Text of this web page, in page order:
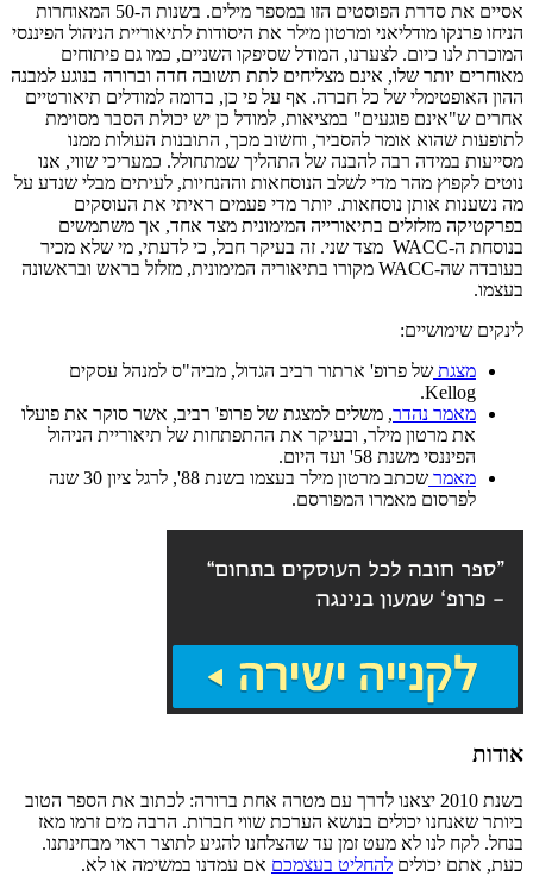
אסיים את סדרת הפוסטים הזו במספר מילים. בשנות ה-50 המאוחרות
הניחו פרנקו מודליאני ומרטון מילר את היסודות לתיאוריית הניהול הפיננסי
המוכרת לנו כיום. לצערנו, המודל שסיפקו השניים, כמו גם פיתוחים
מאוחרים יותר שלו, אינם מצליחים לתת תשובה חדה וברורה בנוגע למבנה
ההון האופטימלי של כל חברה. אף על פי כן, בדומה למודלים תיאורטיים
אחרים ש"אינם פוגעים" במציאות, למודל כן יש יכולת הסבר מסוימת
לתופעות שהוא אומר להסביר, וחשוב מכך, התובנות העולות ממנו
מסייעות במידה רבה להבנה של התהליך שמתחולל. כמעריכי שווי, אנו
נוטים לקפוץ מהר מדי לשלב הנוסחאות וההנחיות, לעיתים מבלי שנדע על
מה נשענות אותן נוסחאות. יותר מדי פעמים ראיתי את העוסקים
בפרקטיקה מזלזלים בתיאורייה המימונית מצד אחד, אך משתמשים
בנוסחת ה-WACC מצד שני. זה בעיקר חבל, כי לדעתי, מי שלא מכיר
בעובדה שה-WACC מקורו בתיאוריה המימונית, מזלזל בראש ובראשונה
בעצמו.
לינקים שימושיים:
מצגת של פרופ' ארתור רביב הגדול, מביה"ס למנהל עסקים
Kellog.
מאמר נהדר, משלים למצגת של פרופ' רביב, אשר סוקר את פועלו
את מרטון מילר, ובעיקר את ההתפתחות של תיאוריית הניהול
הפיננסי משנת 58' ועד היום.
מאמר
שכתב מרטון מילר בעצמו בשנת 88', לרגל ציון 30 שנה
לפרסום מאמרו המפורסם.
אודות
בשנת 2010 יצאנו לדרך עם מטרה אחת ברורה: לכתוב את הספר הטוב
ביותר שאנחנו יכולים בנושא הערכת שווי חברות. הרבה מים זרמו מאז
בנחל. לקח לנו לא מעט זמן עד שהצלחנו להגיע לתוצר ראוי מבחינתנו.
כעת, אתם יכולים להחליט בעצמכם אם עמדנו במשימה או לא.